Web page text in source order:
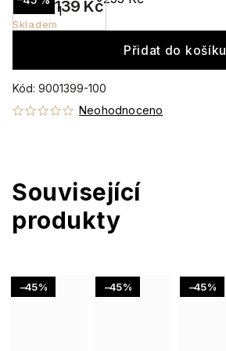
Neohodnoceno
Kód: 9001399-100
139 Kč
Skladem
Přidat do košíku
Související
produkty
Akce
–45 % Akce
–45 % Akce
–45 %